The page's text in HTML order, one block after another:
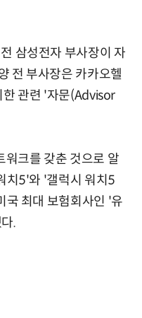
삼성전자 부사장이 자
전 부사장은 카카오헬
한 관련 '자문(Advisor
워크를 갖춘 것으로 알
치5'와 '갤럭시 워치5
국 최대 보험회사인 '유
.